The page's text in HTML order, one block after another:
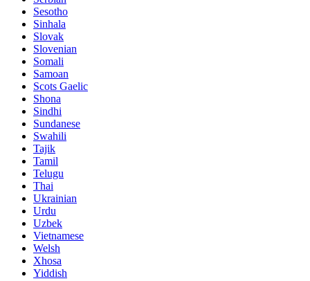
Sesotho
Sinhala
Slovak
Slovenian
Somali
Samoan
Scots Gaelic
Shona
Sindhi
Sundanese
Swahili
Tajik
Tamil
Telugu
Thai
Ukrainian
Urdu
Uzbek
Vietnamese
Welsh
Xhosa
Yiddish